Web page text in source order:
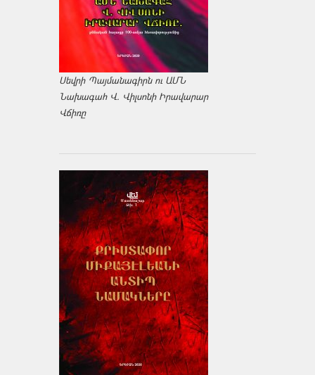
Սեվրի Պայմանագիրն ու ԱՄՆ
Նախագահ Վ. Վիլսոնի Իրավարար
Վճիռը